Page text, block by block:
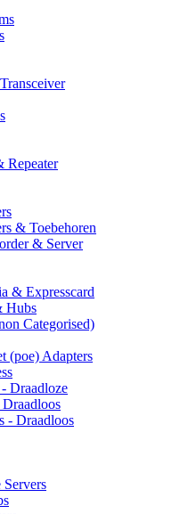
Repeater
& Toebehoren
& Server
& Expresscard
Hubs
Categorised)
(poe) Adapters
Draadloze
- Draadloos